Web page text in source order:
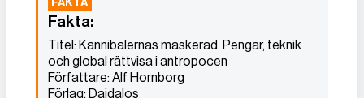
Fakta:
Titel: Kannibalernas maskerad. Pengar, teknik
och global rättvisa i antropocen
Författare: Alf Hornborg
Förlag: Daidalos